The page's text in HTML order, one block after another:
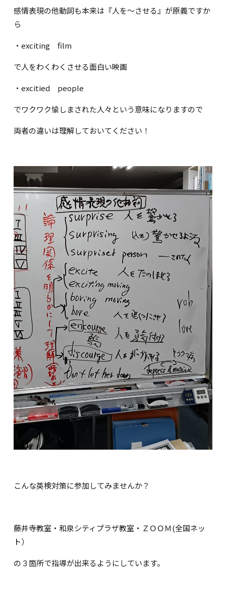
感情表現の他動詞も本来は『人を～させる』が原義ですか
ら
・exciting film
で人をわくわくさせる面白い映画
・excitied people
でワクワク愉しまされた人々という意味になりますので
両者の違いは理解しておいてください！
こんな英検対策に参加してみませんか？
藤井寺教室・和泉シティプラザ教室・ＺＯＯＭ(全国ネッ
ト）
の３箇所で指導が出来るようにしています。